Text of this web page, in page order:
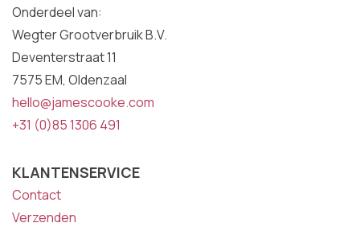
Onderdeel van:
Wegter Grootverbruik B.V.
Deventerstraat 11
7575 EM, Oldenzaal
hello@jamescooke.com
+31 (0)85 1306 491
KLANTENSERVICE
Contact
Verzenden